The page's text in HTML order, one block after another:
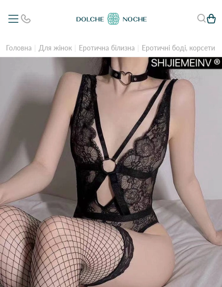
Головна Для жінок Еротична білизна Еротичні боді, корсети